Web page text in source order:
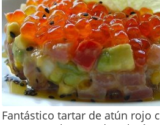
Fantástico tartar de atún rojo